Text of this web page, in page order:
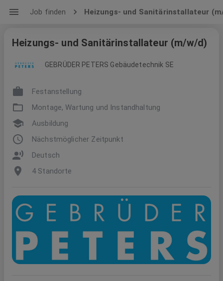
Job finden Heizungs- und Sanitärinstallateur
Heizungs- und Sanitärinstallateur (m/w/d)
GEBRÜDER PETERS Gebäudetechnik SE
Festanstellung
Montage, Wartung und Instandhaltung
Ausbildung
Nächstmöglicher Zeitpunkt
Deutsch
4 Standorte